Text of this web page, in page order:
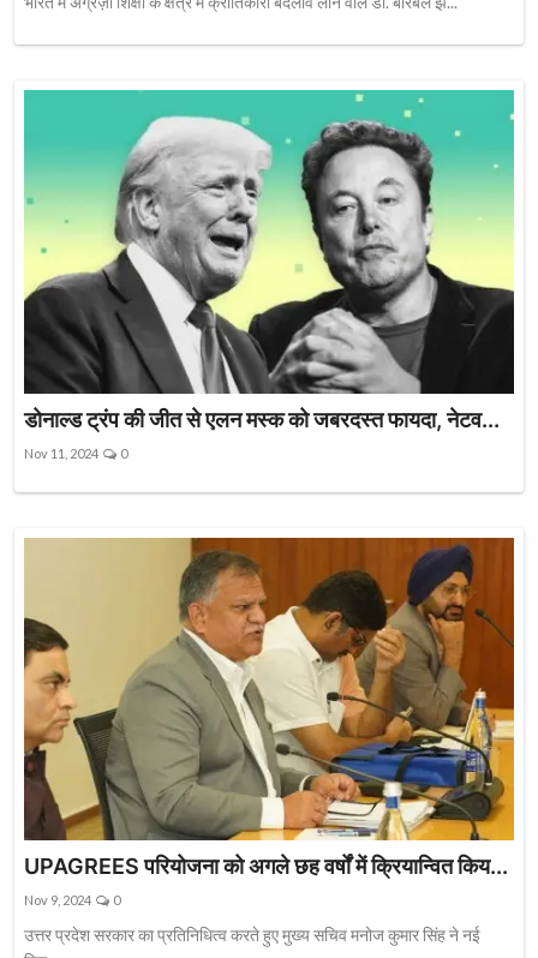
डोनाल्ड ट्रंप की जीत से एलन मस्क को जबरदस्त फायदा, नेटव...
Nov 11, 2024 0
UPAGREES परियोजना को अगले छह वर्षों में क्रियान्वित किय...
Nov 9, 2024 0
उत्तर प्रदेश सरकार का प्रतिनिधित्व करते हुए मुख्य सचिव मनोज कुमार सिंह ने नई